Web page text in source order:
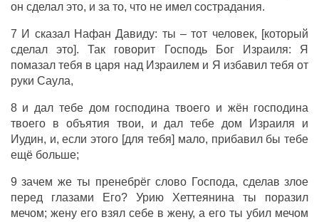
он сделал это, и за то, что не имел сострадания.
7 И сказал Нафан Давиду: ты – тот человек, [который
сделал это]. Так говорит Господь Бог Израиля: Я
помазал тебя в царя над Израилем и Я избавил тебя от
руки Саула,
8 и дал тебе дом господина твоего и жён господина
твоего в объятия твои, и дал тебе дом Израиля и
Иудин, и, если этого [для тебя] мало, прибавил бы тебе
ещё больше;
9 зачем же ты пренебрёг слово Господа, сделав злое
перед глазами Его? Урию Хеттеянина ты поразил
мечом; жену его взял себе в жену, а его ты убил мечом